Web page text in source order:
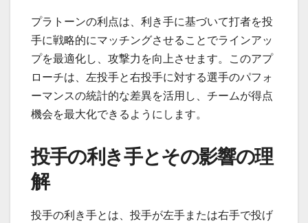
プラトーンの利点は、利き手に基づいて打者を投
手に戦略的にマッチングさせることでラインアッ
プを最適化し、攻撃力を向上させます。このアプ
ローチは、左投手と右投手に対する選手のパフォ
ーマンスの統計的な差異を活用し、チームが得点
機会を最大化できるようにします。
投手の利き手とその影響の理
解
投手の利き手とは、投手が左手または右手で投げ